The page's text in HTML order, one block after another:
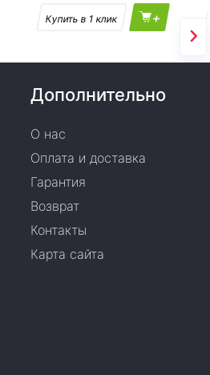
+
Дополнительно
О нас
Оплата и доставка
Гарантия
Возврат
Контакты
Карта сайта